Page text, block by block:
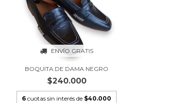
ENVÍO GRATIS
BOQUITA DE DAMA NEGRO
$240.000
6 cuotas sin interés de $40.000